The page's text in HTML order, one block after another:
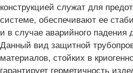
конструкцией служат для
системе, обеспечивают ее
и в случае аварийного падения
Данный вид защитной
материалов, стойких в
гарантирует герметичность